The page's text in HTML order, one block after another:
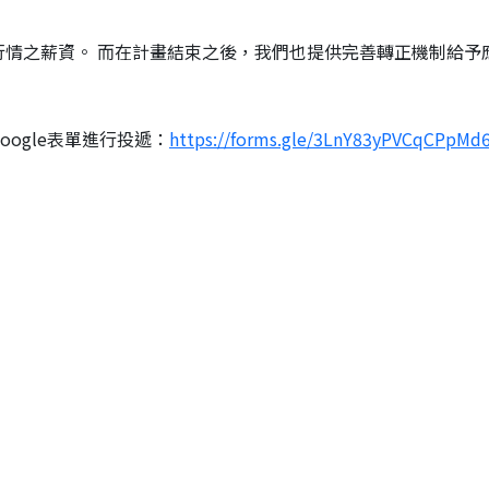
之薪資。 而在計畫結束之後，我們也提供完善轉正機制給予
表單進行投遞： https://forms.gle/